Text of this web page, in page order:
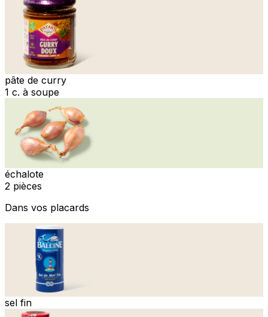
pâte de curry
1 c. à soupe
échalote
2 pièces
Dans vos placards
sel fin